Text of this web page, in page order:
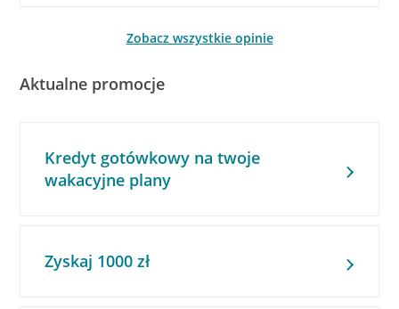
Zobacz wszystkie opinie
Aktualne promocje
Kredyt gotówkowy na twoje
wakacyjne plany
Zyskaj 1000 zł